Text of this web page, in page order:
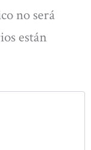
no será
están